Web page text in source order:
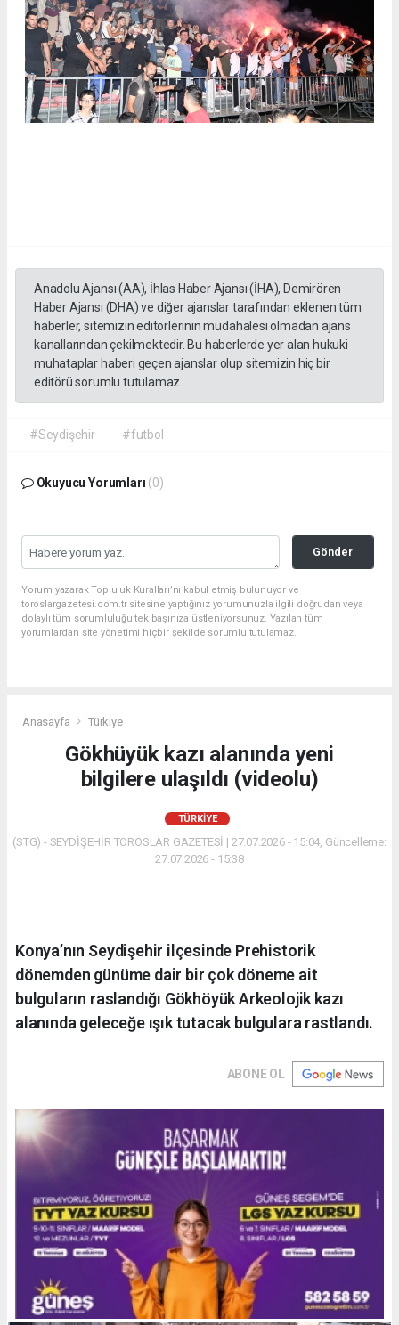
Anadolu Ajansı (AA), İhlas Haber Ajansı (İHA), Demirören
Haber Ajansı (DHA) ve diğer ajanslar tarafından eklenen tüm
haberler, sitemizin editörlerinin müdahalesi olmadan ajans
kanallarından çekilmektedir. Bu haberlerde yer alan hukuki
muhataplar haberi geçen ajanslar olup sitemizin hiç bir
editörü sorumlu tutulamaz...
#Seydişehir #futbol
Okuyucu Yorumları (0)
Gönder
Yorum yazarak Topluluk Kuralları’nı kabul etmiş bulunuyor ve
toroslargazetesi.com.tr sitesine yaptığınız yorumunuzla ilgili doğrudan veya
dolaylı tüm sorumluluğu tek başınıza üstleniyorsunuz. Yazılan tüm
yorumlardan site yönetimi hiçbir şekilde sorumlu tutulamaz.
Anasayfa Türkiye
Gökhüyük kazı alanında yeni
bilgilere ulaşıldı (videolu)
TÜRKIYE
(STG) - SEYDİŞEHİR TOROSLAR GAZETESİ | 27.07.2026 - 15:04, Güncelleme:
27.07.2026 - 15:38
Konya’nın Seydişehir ilçesinde Prehistorik
dönemden günüme dair bir çok döneme ait
bulguların raslandığı Gökhöyük Arkeolojik kazı
alanında geleceğe ışık tutacak bulgulara rastlandı.
ABONE OL